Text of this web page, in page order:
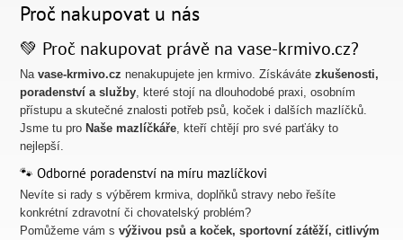
Proč nakupovat u nás
💚 Proč nakupovat právě na vase-krmivo.cz?
Navase-krmivo.cz nenakupujete jen krmivo. Získávátezkušenosti,
poradenství a služby, které stojí na dlouhodobé praxi, osobním
přístupu a skutečné znalosti potřeb psů, koček i dalších mazlíčků.
Jsme tu pro Naše mazlíčkáře, kteří chtějí pro své parťáky to
nejlepší.
🐾 Odborné poradenství na míru mazlíčkovi
Nevíte si rady s výběrem krmiva, doplňků stravy nebo řešíte
konkrétní zdravotní či chovatelský problém?
Pomůžeme vám svýživou psů a koček, sportovní zátěží, citlivým